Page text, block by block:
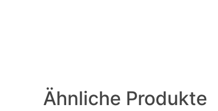
Ähnliche Produkte